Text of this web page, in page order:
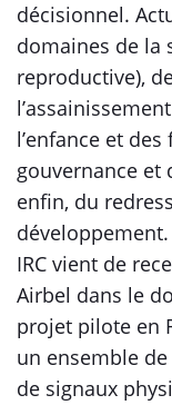
décisionnel.
domaines de la
reproductive),
l’enfance et
gouvernance et
enfin, du
développement.
IRC vient de
Airbel dans le
projet pilote en
un ensemble
de signaux